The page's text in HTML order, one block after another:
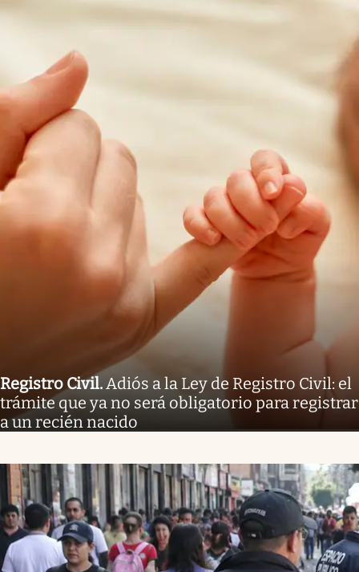
Registro Civil.Adiós a la Ley de Registro Civil: el
trámite que ya no será obligatorio para registrar
a un recién nacido